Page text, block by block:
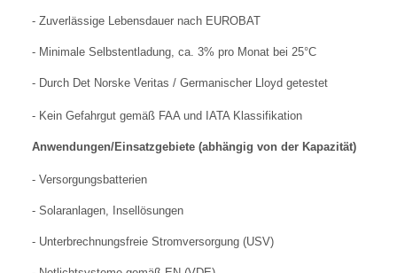
- Zuverlässige Lebensdauer nach EUROBAT
- Minimale Selbstentladung, ca. 3% pro Monat bei 25°C
- Durch Det Norske Veritas / Germanischer Lloyd getestet
- Kein Gefahrgut gemäß FAA und IATA Klassifikation
Anwendungen/Einsatzgebiete (abhängig von der Kapazität)
- Versorgungsbatterien
- Solaranlagen, Insellösungen
- Unterbrechnungsfreie Stromversorgung (USV)